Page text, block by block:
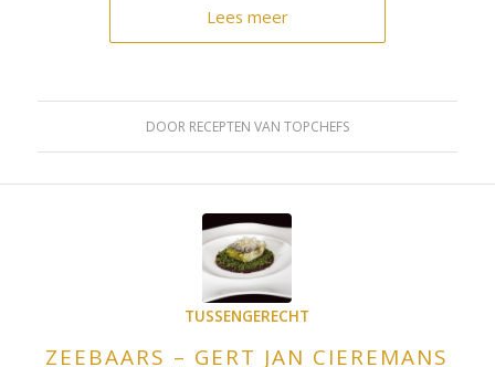
Lees meer
DOOR RECEPTEN VAN TOPCHEFS
TUSSENGERECHT
ZEEBAARS – GERT JAN CIEREMANS